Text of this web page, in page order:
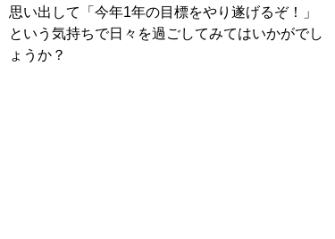
思い出して「今年1年の目標をやり遂げるぞ！」
という気持ちで日々を過ごしてみてはいかがでし
ょうか？